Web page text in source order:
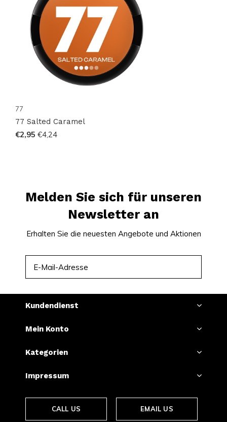
77
77 Salted Caramel
€2,95 €4,24
Melden Sie sich für unseren
Newsletter an
Erhalten Sie die neuesten Angebote und Aktionen
Kundendienst
Mein Konto
Kategorien
Impressum
CALL US EMAIL US